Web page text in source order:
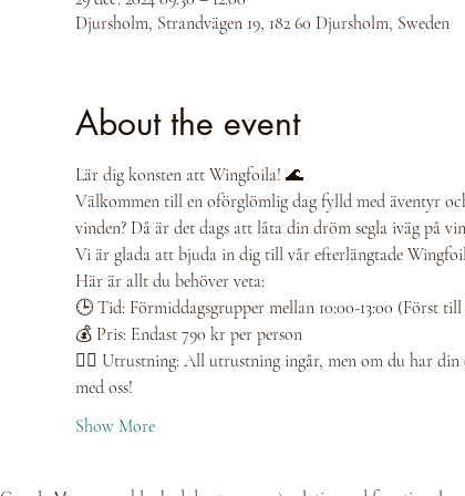
Djursholm, Strandvägen 19, 182 60 Djursholm, Sweden
About the event
Lär dig konsten att Wingfoila! 🌊
Välkommen till en oförglömlig dag fylld med äventyr
vinden? Då är det dags att låta din dröm segla iväg på
Vi är glada att bjuda in dig till vår efterlängtade
Här är allt du behöver veta:
🕒 Tid: Förmiddagsgrupper mellan 10:00-13:00 (Först
💰 Pris: Endast 790 kr per person
🏄‍♂️ Utrustning: All utrustning ingår, men om du har
med oss!
Show More